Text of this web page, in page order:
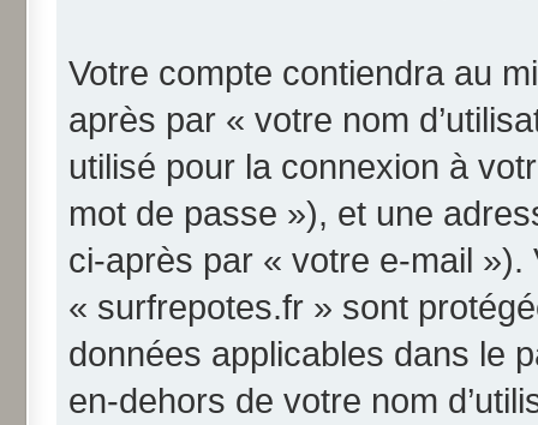
Votre compte contiendra au
après par « votre nom
utilisé pour la connexion à
mot de passe »), et une
ci-après par « votre e-mail
« surfrepotes.fr » sont
données applicables dans le
en-dehors de votre nom